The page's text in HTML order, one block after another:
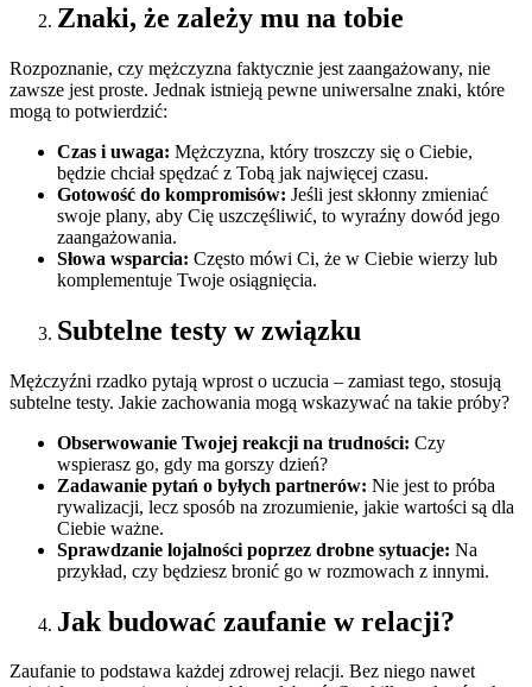
Znaki, że zależy mu na tobie
Rozpoznanie, czy mężczyzna faktycznie jest zaangażowany, nie
zawsze jest proste. Jednak istnieją pewne uniwersalne znaki, które
mogą to potwierdzić:
Czas i uwaga: Mężczyzna, który troszczy się o Ciebie,
będzie chciał spędzać z Tobą jak najwięcej czasu.
Gotowość do kompromisów: Jeśli jest skłonny zmieniać
swoje plany, aby Cię uszczęśliwić, to wyraźny dowód jego
zaangażowania.
Słowa wsparcia: Często mówi Ci, że w Ciebie wierzy lub
komplementuje Twoje osiągnięcia.
Subtelne testy w związku
Mężczyźni rzadko pytają wprost o uczucia – zamiast tego, stosują
subtelne testy. Jakie zachowania mogą wskazywać na takie próby?
Obserwowanie Twojej reakcji na trudności: Czy
wspierasz go, gdy ma gorszy dzień?
Zadawanie pytań o byłych partnerów: Nie jest to próba
rywalizacji, lecz sposób na zrozumienie, jakie wartości są dla
Ciebie ważne.
Sprawdzanie lojalności poprzez drobne sytuacje: Na
przykład, czy będziesz bronić go w rozmowach z innymi.
Jak budować zaufanie w relacji?
Zaufanie to podstawa każdej zdrowej relacji. Bez niego nawet